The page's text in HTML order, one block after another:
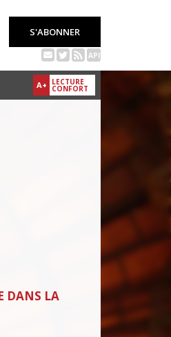
S'ABONNER
API
A+ LECTURE
CONFORT
DANS LA